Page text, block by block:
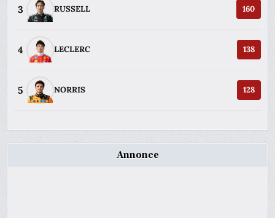
3 RUSSELL 160
4 LECLERC 138
5 NORRIS 128
Annonce